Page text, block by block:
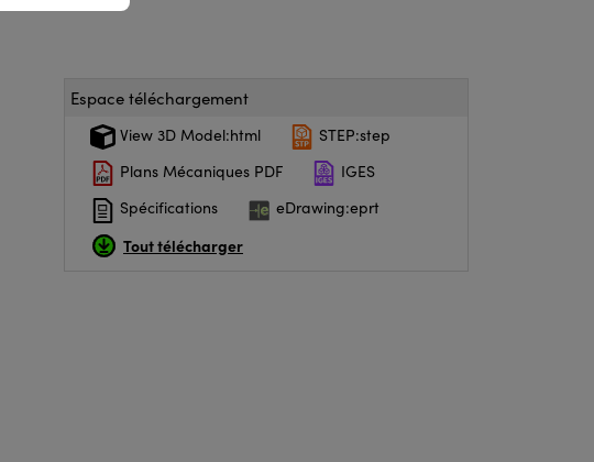
Espace téléchargement
View 3D Model:html
STEP:step
Plans Mécaniques PDF
IGES
Spécifications
eDrawing:eprt
Tout télécharger